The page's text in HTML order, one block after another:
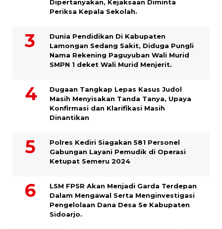
Dipertanyakan, Kejaksaan Diminta
Periksa Kepala Sekolah.
Dunia Pendidikan Di Kabupaten
Lamongan Sedang Sakit, Diduga Pungli
Nama Rekening Paguyuban Wali Murid
SMPN 1 deket Wali Murid Menjerit.
Dugaan Tangkap Lepas Kasus Judol
Masih Menyisakan Tanda Tanya, Upaya
Konfirmasi dan Klarifikasi Masih
Dinantikan
Polres Kediri Siagakan 581 Personel
Gabungan Layani Pemudik di Operasi
Ketupat Semeru 2024
LSM FPSR Akan Menjadi Garda Terdepan
Dalam Mengawal Serta Menginvestigasi
Pengelolaan Dana Desa Se Kabupaten
Sidoarjo.